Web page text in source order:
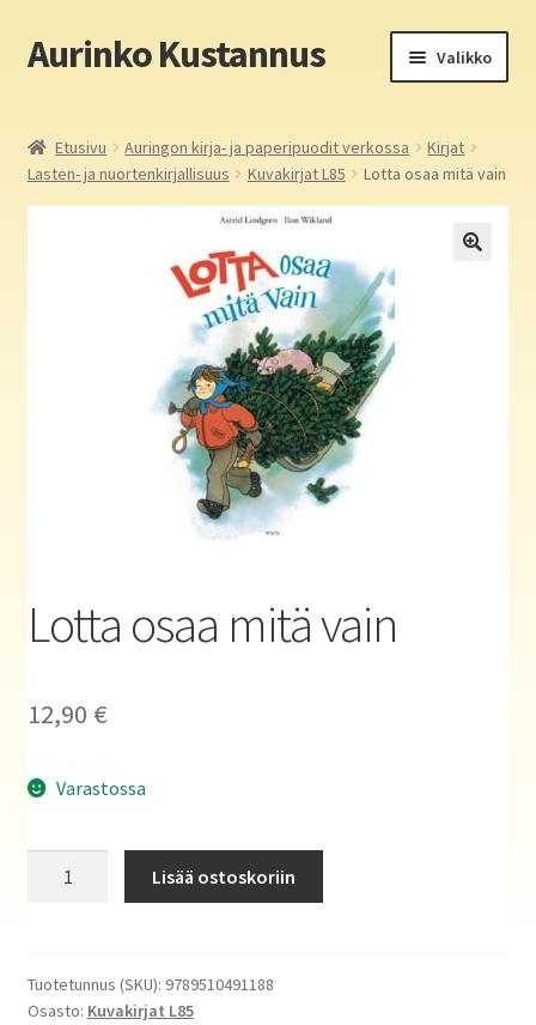
Siirry
navigointiin
Siirry
sisältöön
Aurinko Kustannus Valikko
Yritys
Aurinko Kustannus: kirjat
Auringon kirja- ja paperipuodit verkossa
Etusivu Auringon kirja- ja paperipuodit verkossa
Kirjat
Lasten- ja nuortenkirjallisuus
Kuvakirjat L85 Lotta osaa mitä vain
Lotta osaa mitä vain
12,90 €
Varastossa
määrä
Lisää ostoskoriin
Tuotetunnus (SKU): 9789510491188
Osasto: Kuvakirjat L85